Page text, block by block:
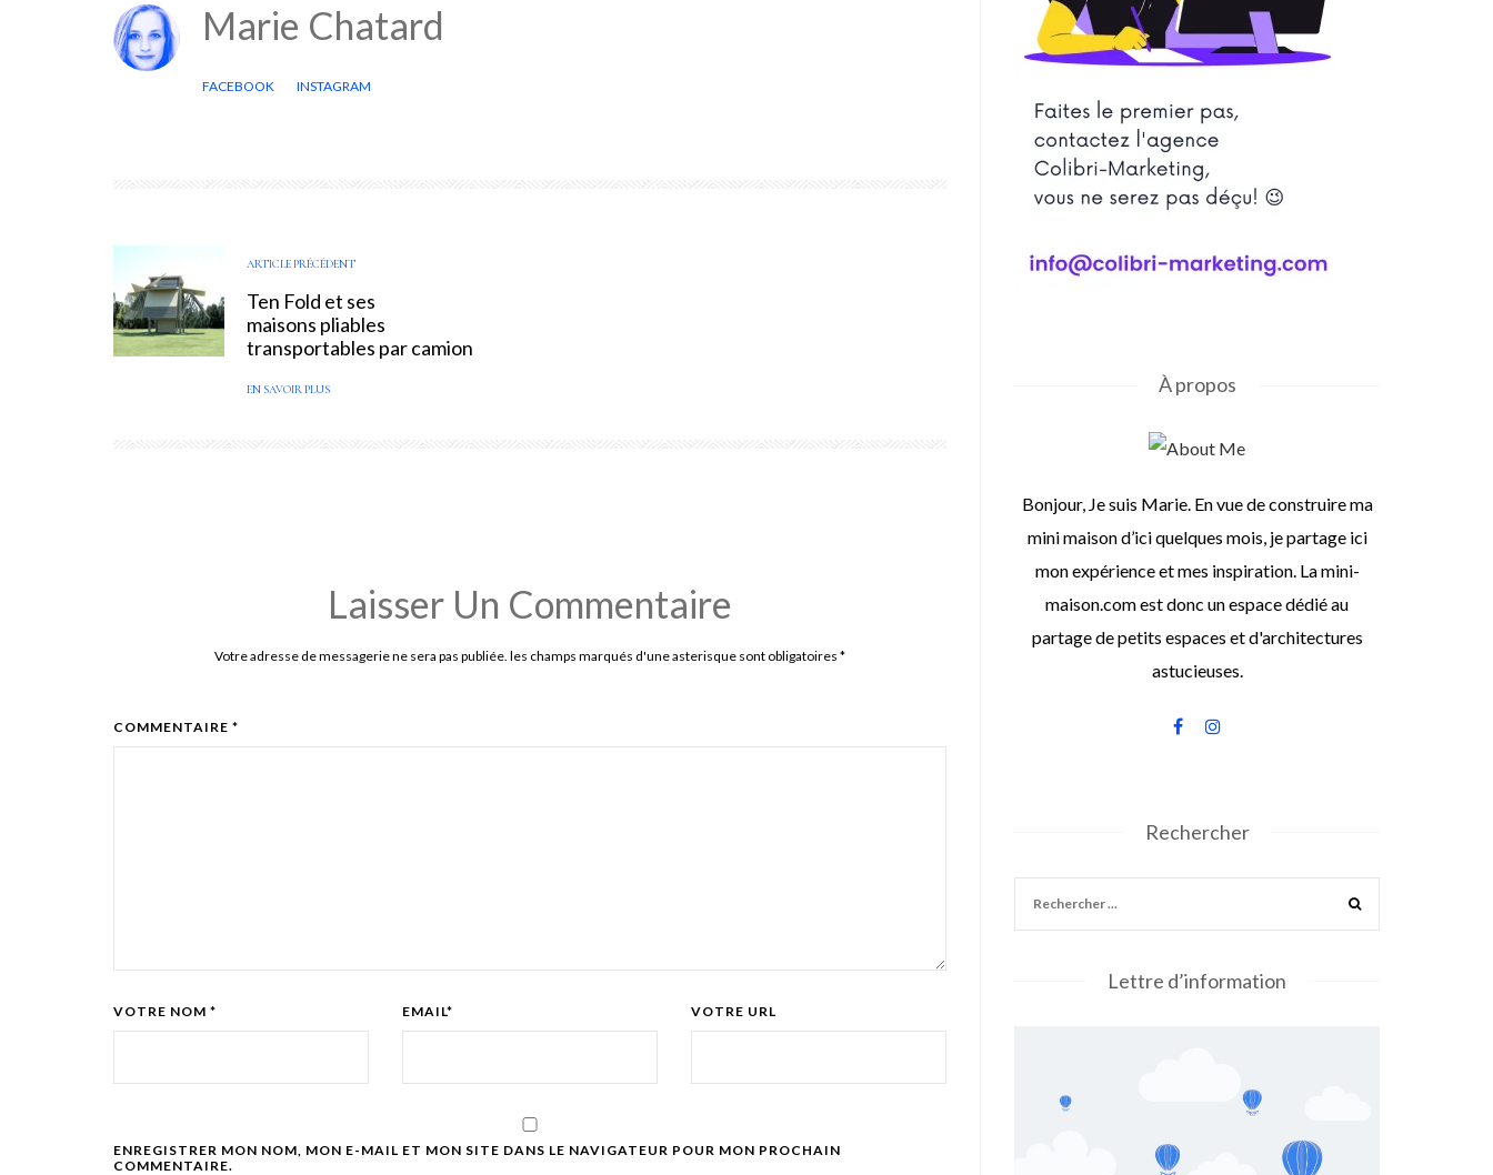
Marie Chatard
FACEBOOK INSTAGRAM
ARTICLE PRÉCÉDENT
Ten Fold et ses
maisons pliables
transportables par camion
EN SAVOIR PLUS
Laisser Un Commentaire
Votre adresse de messagerie ne sera pas publiée. les champs marqués d'une asterisque sont obligatoires *
COMMENTAIRE *
VOTRE NOM * EMAIL* VOTRE URL
ENREGISTRER MON NOM, MON E-MAIL ET MON SITE DANS LE NAVIGATEUR POUR MON PROCHAIN
COMMENTAIRE.
À propos
Bonjour, Je suis Marie. En vue de construire ma
mini maison d’ici quelques mois, je partage ici
mon expérience et mes inspiration. La mini-
maison.com est donc un espace dédié au
partage de petits espaces et d'architectures
astucieuses.
Rechercher
Lettre d’information